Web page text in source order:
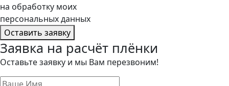
на обработку моих
персональных данных
Оставить заявку
Заявка на расчёт плёнки
Оставьте заявку и мы Вам перезвоним!